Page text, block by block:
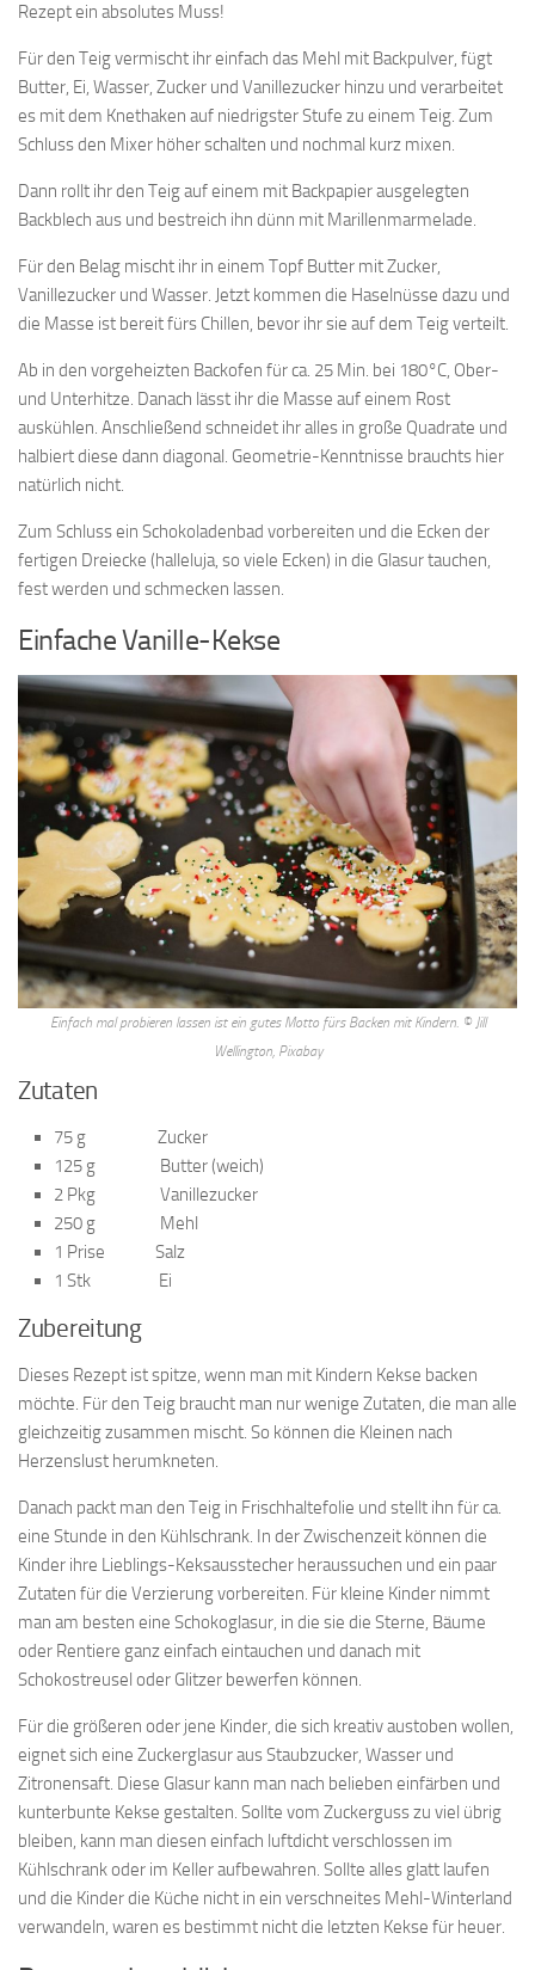
Rezept ein absolutes Muss!
Für den Teig vermischt ihr einfach das Mehl mit Backpulver, fügt
Butter, Ei, Wasser, Zucker und Vanillezucker hinzu und verarbeitet
es mit dem Knethaken auf niedrigster Stufe zu einem Teig. Zum
Schluss den Mixer höher schalten und nochmal kurz mixen.
Dann rollt ihr den Teig auf einem mit Backpapier ausgelegten
Backblech aus und bestreich ihn dünn mit Marillenmarmelade.
Für den Belag mischt ihr in einem Topf Butter mit Zucker,
Vanillezucker und Wasser. Jetzt kommen die Haselnüsse dazu und
die Masse ist bereit fürs Chillen, bevor ihr sie auf dem Teig verteilt.
Ab in den vorgeheizten Backofen für ca. 25 Min. bei 180°C, Ober-
und Unterhitze. Danach lässt ihr die Masse auf einem Rost
auskühlen. Anschließend schneidet ihr alles in große Quadrate und
halbiert diese dann diagonal. Geometrie-Kenntnisse brauchts hier
natürlich nicht.
Zum Schluss ein Schokoladenbad vorbereiten und die Ecken der
fertigen Dreiecke (halleluja, so viele Ecken) in die Glasur tauchen,
fest werden und schmecken lassen.
Einfache Vanille-Kekse
Einfach mal probieren lassen ist ein gutes Motto fürs Backen mit Kindern. © Jill
Wellington, Pixabay
Zutaten
75 g Zucker
125 g Butter (weich)
2 Pkg Vanillezucker
250 g Mehl
1 Prise Salz
1 Stk Ei
Zubereitung
Dieses Rezept ist spitze, wenn man mit Kindern Kekse backen
möchte. Für den Teig braucht man nur wenige Zutaten, die man alle
gleichzeitig zusammen mischt. So können die Kleinen nach
Herzenslust herumkneten.
Danach packt man den Teig in Frischhaltefolie und stellt ihn für ca.
eine Stunde in den Kühlschrank. In der Zwischenzeit können die
Kinder ihre Lieblings-Keksausstecher heraussuchen und ein paar
Zutaten für die Verzierung vorbereiten. Für kleine Kinder nimmt
man am besten eine Schokoglasur, in die sie die Sterne, Bäume
oder Rentiere ganz einfach eintauchen und danach mit
Schokostreusel oder Glitzer bewerfen können.
Für die größeren oder jene Kinder, die sich kreativ austoben wollen,
eignet sich eine Zuckerglasur aus Staubzucker, Wasser und
Zitronensaft. Diese Glasur kann man nach belieben einfärben und
kunterbunte Kekse gestalten. Sollte vom Zuckerguss zu viel übrig
bleiben, kann man diesen einfach luftdicht verschlossen im
Kühlschrank oder im Keller aufbewahren. Sollte alles glatt laufen
und die Kinder die Küche nicht in ein verschneites Mehl-Winterland
verwandeln, waren es bestimmt nicht die letzten Kekse für heuer.